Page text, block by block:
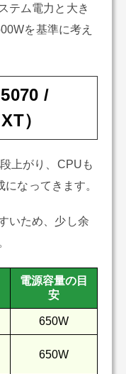
テム電力と大き
を基準に考え
/
）
上がり、CPUも
なってきます。
いため、少し余
電源容量の目
安
650W
650W